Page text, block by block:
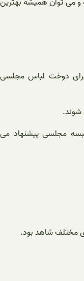
دوخت لباس مجلسی
شوند.
مجلسی پیشنهاد می
مختلف شاهد بود.